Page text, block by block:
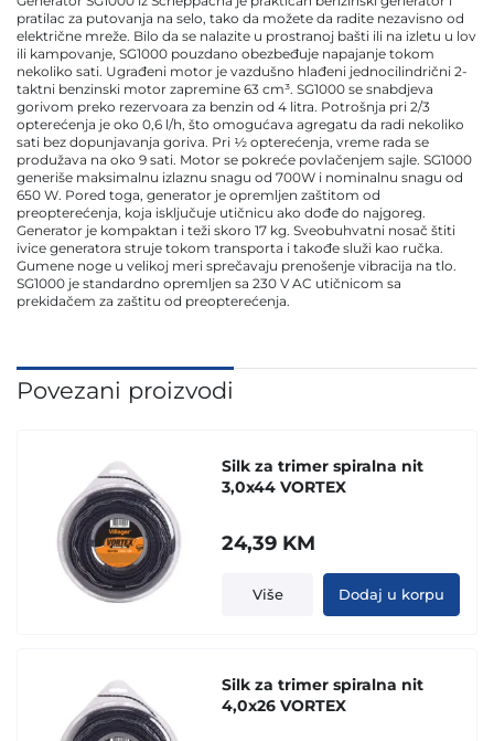
pratilac za putovanja na selo, tako da možete da radite nezavisno od
električne mreže. Bilo da se nalazite u prostranoj bašti ili na izletu u lov
ili kampovanje, SG1000 pouzdano obezbeđuje napajanje tokom
nekoliko sati. Ugrađeni motor je vazdušno hlađeni jednocilindrični 2-
taktni benzinski motor zapremine 63 cm³. SG1000 se snabdjeva
gorivom preko rezervoara za benzin od 4 litra. Potrošnja pri 2/3
opterećenja je oko 0,6 l/h, što omogućava agregatu da radi nekoliko
sati bez dopunjavanja goriva. Pri ½ opterećenja, vreme rada se
produžava na oko 9 sati. Motor se pokreće povlačenjem sajle. SG1000
generiše maksimalnu izlaznu snagu od 700W i nominalnu snagu od
650 W. Pored toga, generator je opremljen zaštitom od
preopterećenja, koja isključuje utičnicu ako dođe do najgoreg.
Generator je kompaktan i teži skoro 17 kg. Sveobuhvatni nosač štiti
ivice generatora struje tokom transporta i takođe služi kao ručka.
Gumene noge u velikoj meri sprečavaju prenošenje vibracija na tlo.
SG1000 je standardno opremljen sa 230 V AC utičnicom sa
prekidačem za zaštitu od preopterećenja.
Povezani proizvodi
Silk za trimer spiralna nit
3,0x44 VORTEX
24,39 KM
Više Dodaj u korpu
Silk za trimer spiralna nit
4,0x26 VORTEX